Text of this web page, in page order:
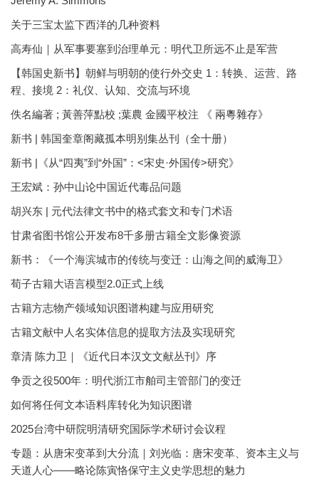
关于三宝太监下西洋的几种资料
高寿仙｜从军事要塞到治理单元：明代卫所远不止是军营
【韩国史新书】朝鲜与明朝的使行外交史 1：转换、运营、路
程、接境 2：礼仪、认知、交流与环境
佚名編著 ; 黃善萍點校 ;葉農 金國平校注 《 兩粵雜存》
新书 | 韩国奎章阁藏孤本明别集丛刊（全十册）
新书 |《从“四夷”到“外国”：<宋史·外国传>研究》
王宏斌：孙中山论中国近代毒品问题
胡兴东 | 元代法律文书中的格式套文和专门术语
甘肃省图书馆公开发布8千多册古籍全文影像资源
新书：《一个海滨城市的传统与变迁：山海之间的威海卫》
荀子古籍大语言模型2.0正式上线
古籍方志物产领域知识图谱构建与应用研究
古籍文献中人名实体信息的提取方法及实现研究
章清 陈力卫｜《近代日本汉文文献丛刊》序
争贡之役500年：明代浙江市舶司主管部门的变迁
如何将任何文本语料库转化为知识图谱
2025台湾中研院明清研究国际学术研讨会议程
专题：从唐宋变革到大分流｜刘光临：唐宋变革、资本主义与
天道人心——略论陈寅恪保守主义史学思想的魅力